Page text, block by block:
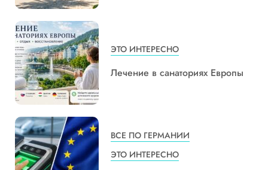
ЭТО ИНТЕРЕСНО
Лечение в санаториях Европы
ВСЕ ПО ГЕРМАНИИ
ЭТО ИНТЕРЕСНО